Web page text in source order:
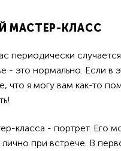
МАСТЕР-КЛАСС
периодически
- это нормально. Если в
что я могу вам как-то
класса - портрет. Его
при встрече. В